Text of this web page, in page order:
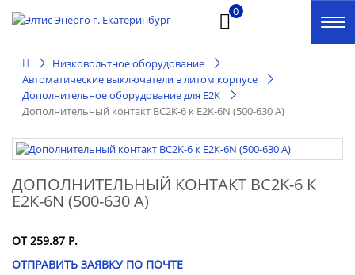
0
Низковольтное оборудование
Автоматические выключатели в литом корпусе
Дополнительное оборудование для E2K
Дополнительный контакт BC2K-6 к Е2К-6N (500-630 А)
ДОПОЛНИТЕЛЬНЫЙ КОНТАКТ BC2K-6 К
Е2К-6N (500-630 А)
ОТ 259.87 Р.
ОТПРАВИТЬ ЗАЯВКУ ПО ПОЧТЕ